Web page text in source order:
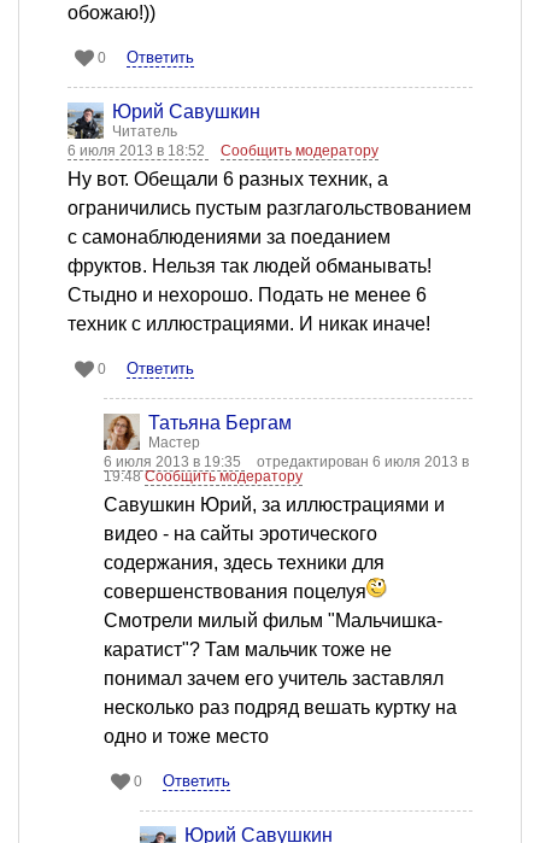
обожаю!))
0 Ответить
Юрий Савушкин
Читатель
6 июля 2013 в 18:52
Сообщить модератору
Ну вот. Обещали 6 разных техник, а
ограничились пустым разглагольствованием
с самонаблюдениями за поеданием
фруктов. Нельзя так людей обманывать!
Стыдно и нехорошо. Подать не менее 6
техник с иллюстрациями. И никак иначе!
0 Ответить
Татьяна Бергам
Мастер
6 июля 2013 в 19:35
отредактирован 6 июля 2013 в
19:48Сообщить модератору
Савушкин Юрий, за иллюстрациями и
видео - на сайты эротического
содержания, здесь техники для
совершенствования поцелуя
Смотрели милый фильм "Мальчишка-
каратист"? Там мальчик тоже не
понимал зачем его учитель заставлял
несколько раз подряд вешать куртку на
одно и тоже место
0 Ответить
Юрий Савушкин